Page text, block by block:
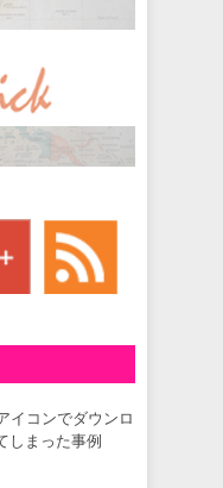
イコンでダウンロ
しまった事例